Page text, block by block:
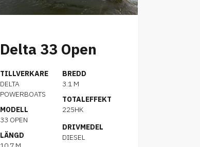
Delta 33 Open
TILLVERKARE
DELTA
POWERBOATS
MODELL
33 OPEN
LÄNGD
BREDD
3.1 M
TOTALEFFEKT
225HK
DRIVMEDEL
DIESEL